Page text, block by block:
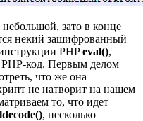
зато в конце
некий зашифрованный
PHPeval(),
PHP-код. Первым делом
что же она
не натворит на нашем
то, что идет
, несколько